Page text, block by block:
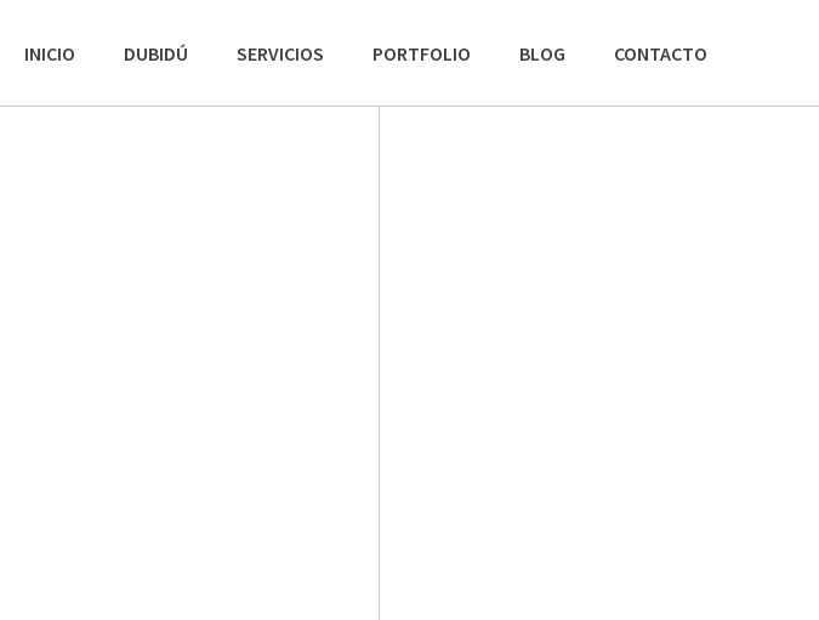
INICIO DUBIDÚ SERVICIOS PORTFOLIO BLOG CONTACTO